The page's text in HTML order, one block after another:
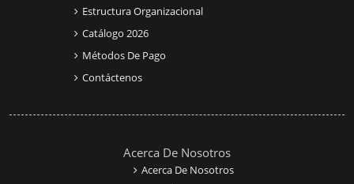
Estructura Organizacional
Catálogo 2026
Métodos De Pago
Contáctenos
Acerca De Nosotros
Acerca De Nosotros